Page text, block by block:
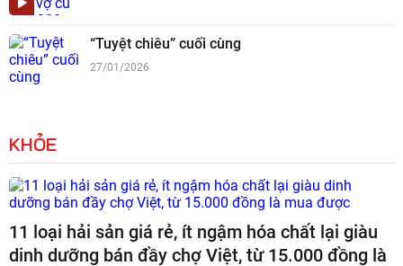
“Tuyệt chiêu” cuối cùng
27/01/2026
KHỎE
11 loại hải sản giá rẻ, ít ngậm hóa chất lại giàu
dinh dưỡng bán đầy chợ Việt, từ 15.000 đồng là